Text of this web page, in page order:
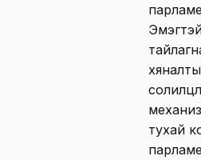
тухай